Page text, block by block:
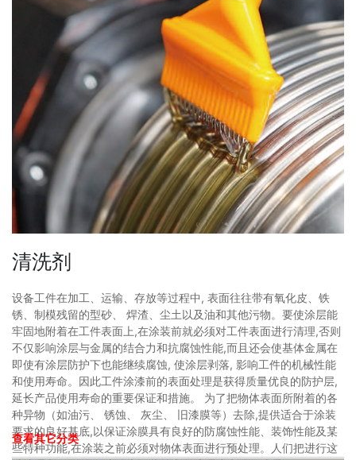
清洗剂
设备工件在加工、运输、存放等过程中, 表面往往带有氧化皮、铁
锈、制模残留的型砂、 焊渣、尘土以及油和其他污物。要使涂层能
牢固地附着在工件表面上,在涂装前就必须对工件表面进行清理,否则
不仅影响涂层与金属的结合力和抗腐蚀性能,而且还会使基体金属在
即使有涂层防护下也能继续腐蚀, 使涂层剥落, 影响工件的机械性能
和使用寿命。因此工件涂漆前的表面处理是获得质量优良的防护层,
延长产品使用寿命的重要保证和措施。 为了把物体表面所附着的各
种异物（如油污、 锈蚀、 灰尘、 旧漆膜等）去除,提供适合于涂装
要求的良好基底,以保证涂膜具有良好的防腐蚀性能、装饰性能及某
些特种功能,在涂装之前必须对物体表面进行预处理。人们把进行这
查看其它分类